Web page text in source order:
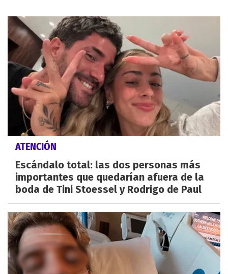
ATENCIÓN
Escándalo total: las dos personas más
importantes que quedarían afuera de la
boda de Tini Stoessel y Rodrigo de Paul